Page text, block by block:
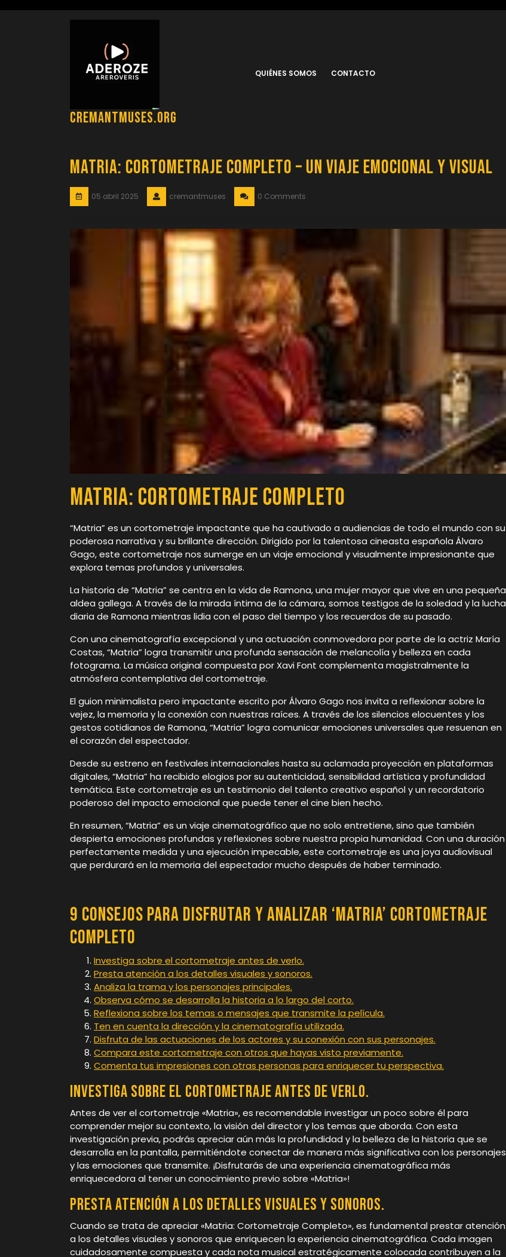
cremantmuses.org
QUIÉNES SOMOS CONTACTO
Matria: Cortometraje Completo – Un Viaje Emocional y Visual
05 abril 2025 cremantmuses 0 Comments
Matria: Cortometraje Completo
“Matria” es un cortometraje impactante que ha cautivado a audiencias de todo el mundo con su
poderosa narrativa y su brillante dirección. Dirigido por la talentosa cineasta española Álvaro
Gago, este cortometraje nos sumerge en un viaje emocional y visualmente impresionante que
explora temas profundos y universales.
La historia de “Matria” se centra en la vida de Ramona, una mujer mayor que vive en una pequeña
aldea gallega. A través de la mirada íntima de la cámara, somos testigos de la soledad y la lucha
diaria de Ramona mientras lidia con el paso del tiempo y los recuerdos de su pasado.
Con una cinematografía excepcional y una actuación conmovedora por parte de la actriz María
Costas, “Matria” logra transmitir una profunda sensación de melancolía y belleza en cada
fotograma. La música original compuesta por Xavi Font complementa magistralmente la
atmósfera contemplativa del cortometraje.
El guion minimalista pero impactante escrito por Álvaro Gago nos invita a reflexionar sobre la
vejez, la memoria y la conexión con nuestras raíces. A través de los silencios elocuentes y los
gestos cotidianos de Ramona, “Matria” logra comunicar emociones universales que resuenan en
el corazón del espectador.
Desde su estreno en festivales internacionales hasta su aclamada proyección en plataformas
digitales, “Matria” ha recibido elogios por su autenticidad, sensibilidad artística y profundidad
temática. Este cortometraje es un testimonio del talento creativo español y un recordatorio
poderoso del impacto emocional que puede tener el cine bien hecho.
En resumen, “Matria” es un viaje cinematográfico que no solo entretiene, sino que también
despierta emociones profundas y reflexiones sobre nuestra propia humanidad. Con una duración
perfectamente medida y una ejecución impecable, este cortometraje es una joya audiovisual
que perdurará en la memoria del espectador mucho después de haber terminado.
9 Consejos para Disfrutar y Analizar ‘Matria’ Cortometraje
Completo
Investiga sobre el cortometraje antes de verlo.
Presta atención a los detalles visuales y sonoros.
Analiza la trama y los personajes principales.
Observa cómo se desarrolla la historia a lo largo del corto.
Reflexiona sobre los temas o mensajes que transmite la película.
Ten en cuenta la dirección y la cinematografía utilizada.
Disfruta de las actuaciones de los actores y su conexión con sus personajes.
Compara este cortometraje con otros que hayas visto previamente.
Comenta tus impresiones con otras personas para enriquecer tu perspectiva.
Investiga sobre el cortometraje antes de verlo.
Antes de ver el cortometraje «Matria», es recomendable investigar un poco sobre él para
comprender mejor su contexto, la visión del director y los temas que aborda. Con esta
investigación previa, podrás apreciar aún más la profundidad y la belleza de la historia que se
desarrolla en la pantalla, permitiéndote conectar de manera más significativa con los personajes
y las emociones que transmite. ¡Disfrutarás de una experiencia cinematográfica más
enriquecedora al tener un conocimiento previo sobre «Matria»!
Presta atención a los detalles visuales y sonoros.
Cuando se trata de apreciar «Matria: Cortometraje Completo», es fundamental prestar atención
a los detalles visuales y sonoros que enriquecen la experiencia cinematográfica. Cada imagen
cuidadosamente compuesta y cada nota musical estratégicamente colocada contribuyen a la